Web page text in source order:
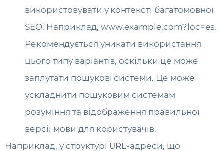
використовувати у контексті багатомовної
SEO. Наприклад, www.example.com?loc=es.
Рекомендується уникати використання
цього типу варіантів, оскільки це може
заплутати пошукові системи. Це може
ускладнити пошуковим системам
розуміння та відображення правильної
версії мови для користувачів.
Наприклад, у структурі URL-адреси, що